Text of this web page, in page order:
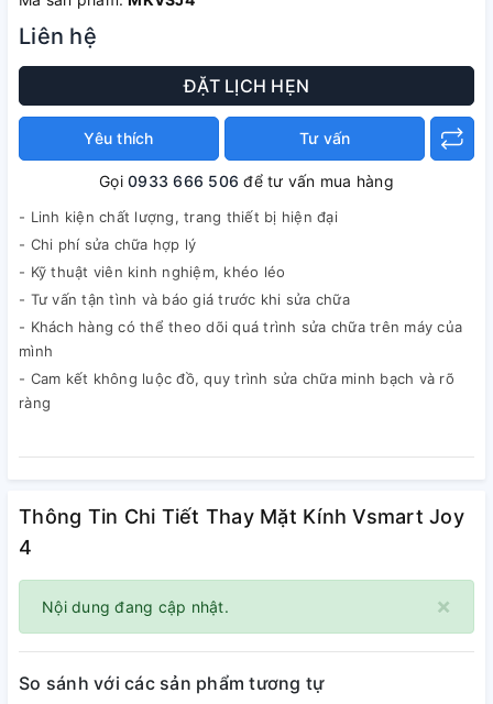
Liên hệ
ĐẶT LỊCH HẸN
Yêu thích Tư vấn
Gọi0933 666 506 để tư vấn mua hàng
- Linh kiện chất lượng, trang thiết bị hiện đại
- Chi phí sửa chữa hợp lý
- Kỹ thuật viên kinh nghiệm, khéo léo
- Tư vấn tận tình và báo giá trước khi sửa chữa
- Khách hàng có thể theo dõi quá trình sửa chữa trên máy của
mình
- Cam kết không luộc đồ, quy trình sửa chữa minh bạch và rõ
ràng
Thông Tin Chi Tiết Thay Mặt Kính Vsmart Joy
4
×
Nội dung đang cập nhật.
So sánh với các sản phẩm tương tự